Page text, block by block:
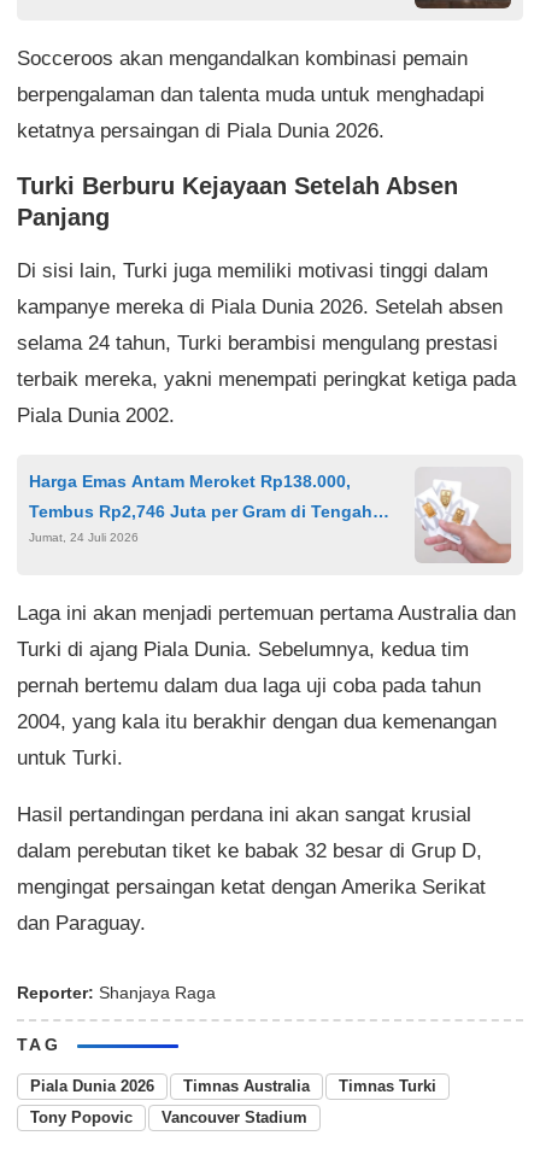
Socceroos akan mengandalkan kombinasi pemain
berpengalaman dan talenta muda untuk menghadapi
ketatnya persaingan di Piala Dunia 2026.
Turki Berburu Kejayaan Setelah Absen
Panjang
Di sisi lain, Turki juga memiliki motivasi tinggi dalam
kampanye mereka di Piala Dunia 2026. Setelah absen
selama 24 tahun, Turki berambisi mengulang prestasi
terbaik mereka, yakni menempati peringkat ketiga pada
Piala Dunia 2002.
Harga Emas Antam Meroket Rp138.000,
Tembus Rp2,746 Juta per Gram di Tengah
Geopolitik Memanas
Jumat, 24 Juli 2026
Laga ini akan menjadi pertemuan pertama Australia dan
Turki di ajang Piala Dunia. Sebelumnya, kedua tim
pernah bertemu dalam dua laga uji coba pada tahun
2004, yang kala itu berakhir dengan dua kemenangan
untuk Turki.
Hasil pertandingan perdana ini akan sangat krusial
dalam perebutan tiket ke babak 32 besar di Grup D,
mengingat persaingan ketat dengan Amerika Serikat
dan Paraguay.
Reporter: Shanjaya Raga
TAG
Piala Dunia 2026 Timnas Australia
Timnas Turki
Tony Popovic
Vancouver Stadium